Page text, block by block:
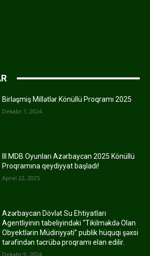
Birləşmiş Millətlər Könüllü Proqramı 2025
Dekabr 1, 2024
III MDB Oyunları Azərbaycan 2025 Könüllü
Proqramına qeydiyyat başladı!
Aprel 22, 2025
Azərbaycan Dövlət Su Ehtiyatları
Agentliyinin tabeliyindəki “Tikilməkdə Olan
Obyektlərin Müdiriyyəti” publik hüquqi şəxsi
tərəfindən təcrübə proqramı elan edilir.
Dekabr 9, 2024